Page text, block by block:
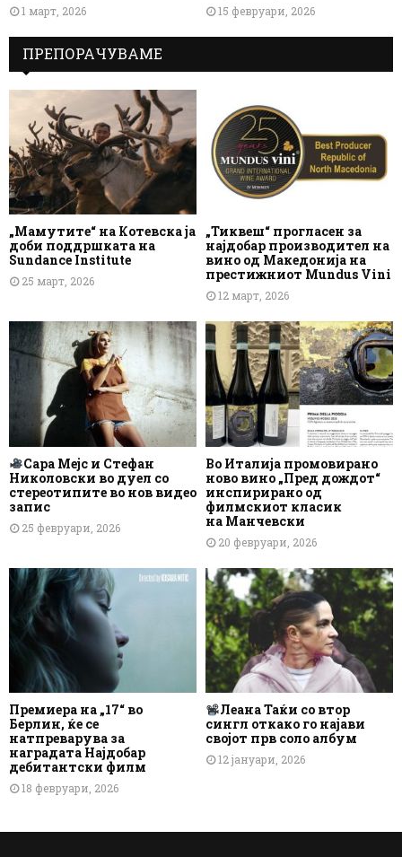
1 март, 2026 15 февруари, 2026
ПРЕПОРАЧУВАМЕ
„Мамутите“ на Котевска ја
доби поддршката на
Sundance Institute
25 март, 2026
„Тиквеш“ прогласен за
најдобар производител на
вино од Македонија на
престижниот Mundus Vini
12 март, 2026
Сара Мејс и Стефан
Николовски во дуел со
стереотипите во нов видео
запис
25 февруари, 2026
Во Италија промовирано
ново вино „Пред дождот“
инспирирано од
филмскиот класик
на Манчевски
20 февруари, 2026
Премиера на „17“ во
Берлин, ќе се
натпреварува за
наградата Најдобар
дебитантски филм
18 февруари, 2026
Леана Таќи со втор
сингл откако го најави
својот прв соло албум
12 јануари, 2026